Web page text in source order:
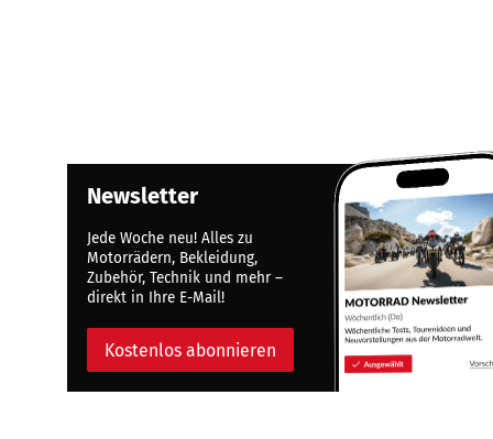
Newsletter
Jede Woche neu! Alles zu
Motorrädern, Bekleidung,
Zubehör, Technik und mehr –
direkt in Ihre E-Mail!
Kostenlos abonnieren